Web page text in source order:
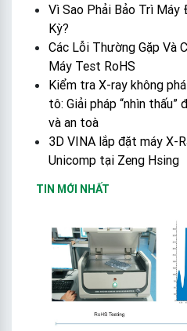
Vì Sao Phải Bảo Trì Máy
Kỳ?
Các Lỗi Thường Gặp Và
Máy Test RoHS
Kiểm tra X-ray không
tô: Giải pháp “nhìn thấu”
và an toà
3D VINA lắp đặt máy X-
Unicomp tại Zeng Hsing
TIN MỚI NHẤT